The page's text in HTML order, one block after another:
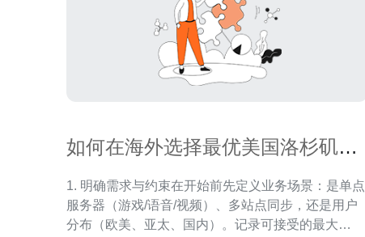
如何在海外选择最优美国洛杉矶
1. 明确需求与约束在开始前先定义业务场景：是单点
服务器（游戏/语音/视频）、多站点同步，还是用户
分布（欧美、亚太、国内）。记录可接受的最大